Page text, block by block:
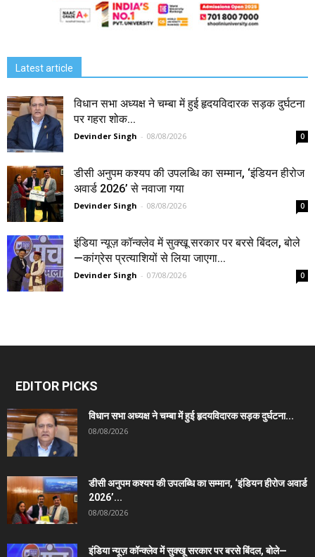
Latest article
विधान सभा अध्यक्ष ने चम्बा में हुई हृदयविदारक सड़क दुर्घटना
पर गहरा शोक...
Devinder Singh - 08/08/2026 0
डीसी अनुपम कश्यप की उपलब्धि का सम्मान, ‘इंडियन हीरोज
अवार्ड 2026’ से नवाजा गया
Devinder Singh - 08/08/2026 0
इंडिया न्यूज़ कॉन्क्लेव में सुक्खू सरकार पर बरसे बिंदल, बोले
—कांग्रेस प्रत्याशियों से लिया जाएगा...
Devinder Singh - 07/08/2026 0
EDITOR PICKS
विधान सभा अध्यक्ष ने चम्बा में हुई हृदयविदारक सड़क दुर्घटना...
08/08/2026
डीसी अनुपम कश्यप की उपलब्धि का सम्मान, ‘इंडियन हीरोज अवार्ड
2026’...
08/08/2026
इंडिया न्यूज़ कॉन्क्लेव में सुक्खू सरकार पर बरसे बिंदल, बोले—